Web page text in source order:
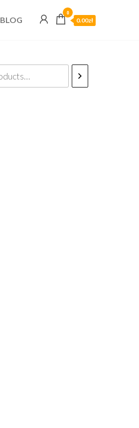
BLOG
0
0.00zł